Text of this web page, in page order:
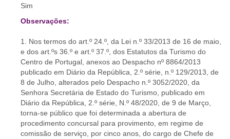
Sim
Observações:
1. Nos termos do art.º 24.º, da Lei n.º 33/2013 de 16 de maio,
e dos art.ºs 36.º e art.º 37.º, dos Estatutos da Turismo do
Centro de Portugal, anexos ao Despacho nº 8864/2013
publicado em Diário da República, 2.º série, n.º 129/2013, de
8 de Julho, alterados pelo Despacho n.º 3052/2020, da
Senhora Secretária de Estado do Turismo, publicado em
Diário da República, 2.º série, N.º 48/2020, de 9 de Março,
torna-se público que foi determinada a abertura de
procedimento concursal para provimento, em regime de
comissão de serviço, por cinco anos, do cargo de Chefe de